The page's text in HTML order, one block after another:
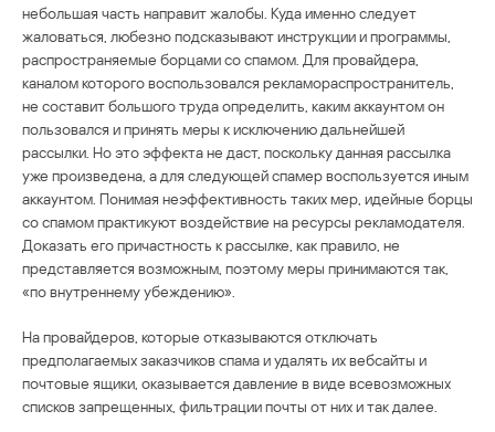
небольшая часть направит жалобы. Куда именно следует
жаловаться, любезно подсказывают инструкции и программы,
распространяемые борцами со спамом. Для провайдера,
каналом которого воспользовался рекламораспространитель,
не составит большого труда определить, каким аккаунтом он
пользовался и принять меры к исключению дальнейшей
рассылки. Но это эффекта не даст, поскольку данная рассылка
уже произведена, а для следующей спамер воспользуется иным
аккаунтом. Понимая неэффективность таких мер, идейные борцы
со спамом практикуют воздействие на ресурсы рекламодателя.
Доказать его причастность к рассылке, как правило, не
представляется возможным, поэтому меры принимаются так,
«по внутреннему убеждению».
На провайдеров, которые отказываются отключать
предполагаемых заказчиков спама и удалять их вебсайты и
почтовые ящики, оказывается давление в виде всевозможных
списков запрещенных, фильтрации почты от них и так далее.